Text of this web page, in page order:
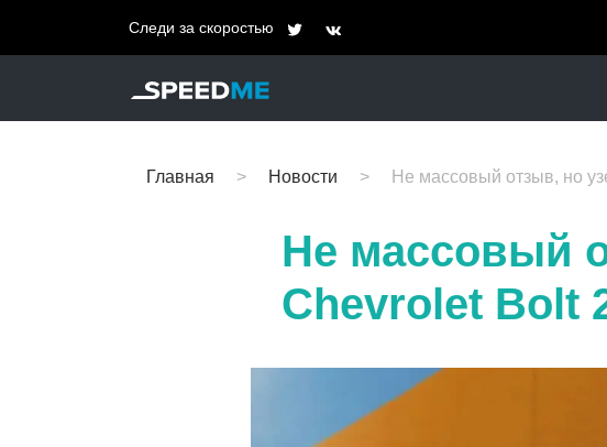
Следи за скоростью
Главная Новости Не массовый отзыв, но
Не массовый
Chevrolet Bolt